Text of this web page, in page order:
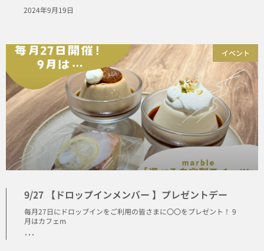
2024年9月19日
イベント
9/27 【ドロップインメンバー 】プレゼントデー
毎月27日にドロップインをご利用の皆さまに〇〇をプレゼント！ 9
月はカフェm
･･･